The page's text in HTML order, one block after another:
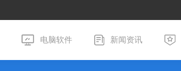
电脑软件 新闻资讯